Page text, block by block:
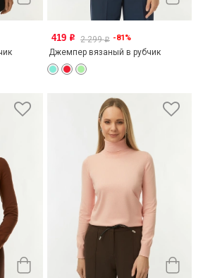
419 o 2 299o -81%
Джемпер вязаный в рубчик